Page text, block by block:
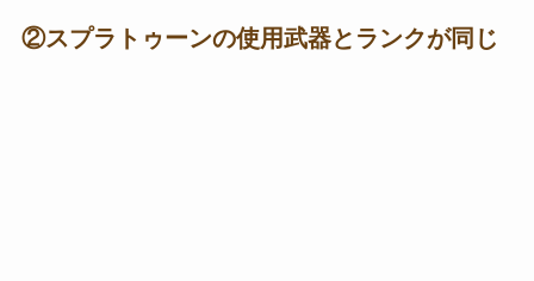
②スプラトゥーンの使用武器とランクが同じ